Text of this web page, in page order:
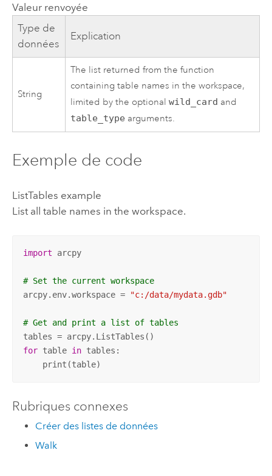
Valeur renvoyée
Type de
données
Explication
String
The list returned from the function
containing table names in the workspace,
limited by the optionalwild_card and
table_type arguments.
Exemple de code
ListTables example
List all table names in the workspace.
import arcpy
# Set the current workspace
arcpy.env.workspace =
"c:/data/mydata.gdb"
# Get and print a list of tables
for table in tables:
    print(table)
Rubriques connexes
Créer des listes de données
Walk